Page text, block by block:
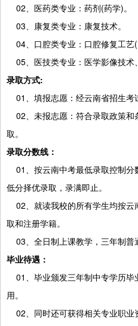
02、医药类专业：药剂(药学)。
03、康复类专业：康复技术。
04、口腔类专业：口腔修复工艺(
05、医技类专业：医学影像技术
录取方式:
01、填报志愿：经云南省招生考
02、未报志愿：符合录取政策和
取。
录取分数线：
01、按云南中考最低录取控制分
低分择优录取，录满即止。
02、就读我校的所有学生均按云
取和注册学籍。
03、全日制上课教学，三年制普
毕业待遇：
01、毕业颁发三年制中专学历毕
用。
02、同时还可获得相关专业职业